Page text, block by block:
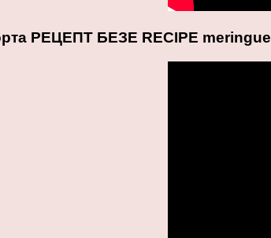
РЕЦЕПТ БЕЗЕ RECIPE meringue